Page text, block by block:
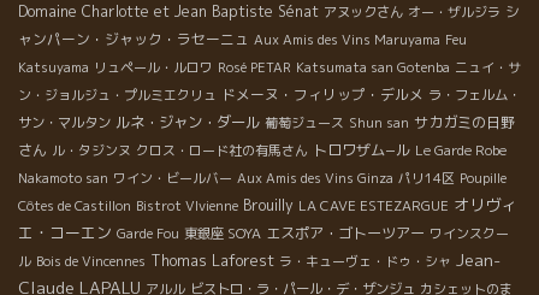
Domaine Charlotte et Jean Baptiste Sénat アヌックさん オー・ザルジラ シ
ャンパーン・ジャック・ラセーニュ Aux Amis des Vins Maruyama Feu
Katsuyama リュペール・ルロワ Rosé PETAR Katsumata san Gotenba ニュイ・サ
ン・ジョルジュ・プルミエクリュ ドメーヌ・フィリップ・デルメ ラ・フェルム・
サン・マルタン ルネ・ジャン・ダール 葡萄ジュース Shun san サカガミの日野
さん ル・タジンヌ クロス・ロード社の有馬さん トロワザム−ル Le Garde Robe
Nakamoto san ワイン・ビールバー Aux Amis des Vins Ginza パリ14区 Poupille
Côtes de Castillon Bistrot VIvienne Brouilly LA CAVE ESTEZARGUE オリヴィ
エ・コーエン Garde Fou 東銀座 SOYA エスポア・ゴトーツアー ワインスクー
ル Bois de Vincennes Thomas Laforest ラ・キューヴェ・ドゥ・シャ Jean-
Claude LAPALU アルル ビストロ・ラ・パール・デ・ザンジュ カシェットのま